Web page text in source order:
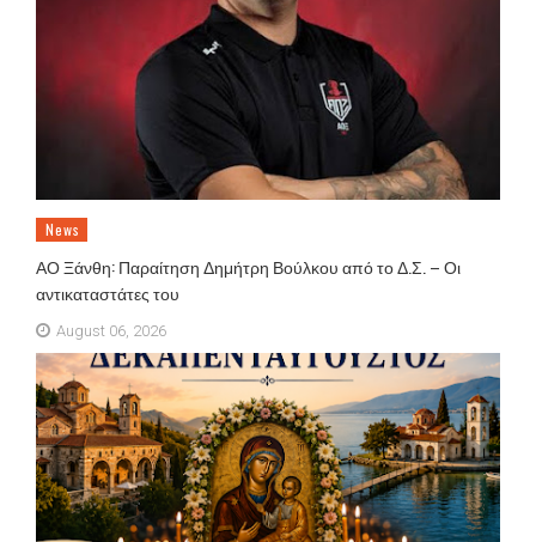
News
ΑΟ Ξάνθη: Παραίτηση Δημήτρη Βούλκου από το Δ.Σ. – Οι
αντικαταστάτες του
August 06, 2026